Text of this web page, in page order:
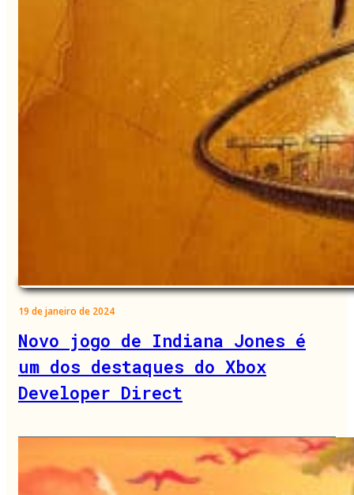
19 de janeiro de 2024
Novo jogo de Indiana Jones é
um dos destaques do Xbox
Developer Direct